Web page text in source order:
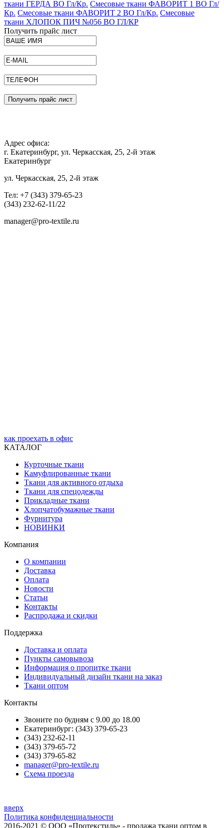
ткани ГЕРДА ВО Гл/Кр. Смесовые ткани ФАВОРИТ 1 ВО Гл/
Кр. Смесовые ткани ФАВОРИТ 2 ВО Гл/Кр. Смесовые
ткани ХЛОПОК ПИЧ №056 ВО ГЛ/КР
Получить прайс лист
Получить прайс лист
Адрес офиса:
г. Екатеринбург, ул. Черкасская, 25, 2-й этаж
Екатеринбург
ул. Черкасская, 25, 2-й этаж
Тел: +7 (343) 379-65-23
(343) 232-62-11/22
manager@pro-textile.ru
как проехать в офис
КАТАЛОГ
Курточные ткани
Камуфлированные ткани
Ткани для активного отдыха
Ткани для спецодежды
Прикладные ткани
Хлопчатобумажные ткани
Фурнитура
НОВИНКИ
Компания
О компании
Доставка
Оплата
Новости
Статьи
Контакты
Распродажа и скидки
Поддержка
Доставка и оплата
Пункты самовывоза
Информация о пропитке ткани
Индивидуальный дизайн ткани на заказ
Ткани оптом
Контакты
Звоните по будням с 9.00 до 18.00
Екатеринбург: (343) 379-65-23
(343) 232-62-11
(343) 379-65-72
(343) 379-65-82
manager@pro-textile.ru
Схема проезда
вверх
Политика конфиденциальности
2016-2021 © ООО «Протекстиль» - продажа ткани оптом в